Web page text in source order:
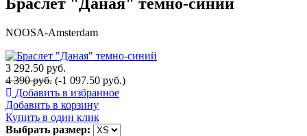
NOOSA-Amsterdam
3 292.50 руб.
4 390 руб. (-1 097.50 руб.)
Добавить в избранное
Добавить в корзину
Купить в один клик
Выбрать размер: